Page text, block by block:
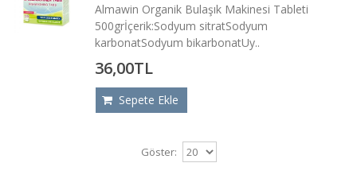
Almawin Organik Bulaşık Makinesi Tableti
500grİçerik:Sodyum sitratSodyum
karbonatSodyum bikarbonatUy..
36,00TL
Sepete Ekle
Göster: